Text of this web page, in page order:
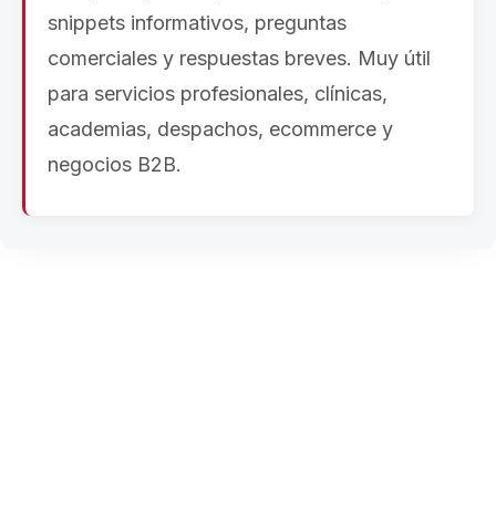
snippets informativos, preguntas
comerciales y respuestas breves. Muy útil
para servicios profesionales, clínicas,
academias, despachos, ecommerce y
negocios B2B.